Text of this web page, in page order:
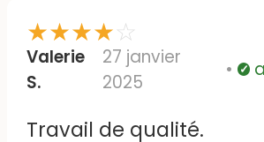
retraite Bien cordialement
mme chemin
★★★★☆
Valerie
S.
27 janvier
2025
Travail de qualité.